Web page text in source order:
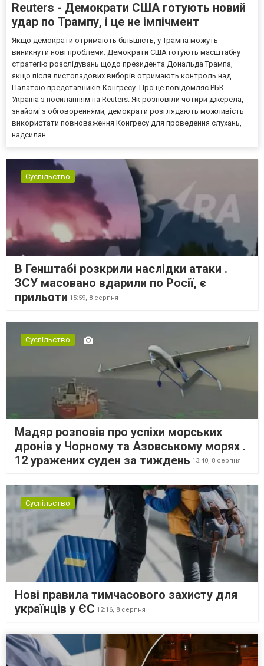
Reuters - Демократи США готують новий
удар по Трампу, і це не імпічмент
Якщо демократи отримають більшість, у Трампа можуть
виникнути нові проблеми. Демократи США готують масштабну
стратегію розслідувань щодо президента Дональда Трампа,
якщо після листопадових виборів отримають контроль над
Палатою представників Конгресу. Про це повідомляє РБК-
Україна з посиланням на Reuters. Як розповіли чотири джерела,
знайомі з обговореннями, демократи розглядають можливість
використати повноваження Конгресу для проведення слухань,
надсилан...
Суспільство
В Генштабі розкрили наслідки атаки .
ЗСУ масовано вдарили по Росії, є
прильоти 15:59, 8 серпня
Суспільство
Мадяр розповів про успіхи морських
дронів у Чорному та Азовському морях .
12 уражених суден за тиждень 13:40, 8 серпня
Суспільство
Нові правила тимчасового захисту для
українців у ЄС 12:16, 8 серпня